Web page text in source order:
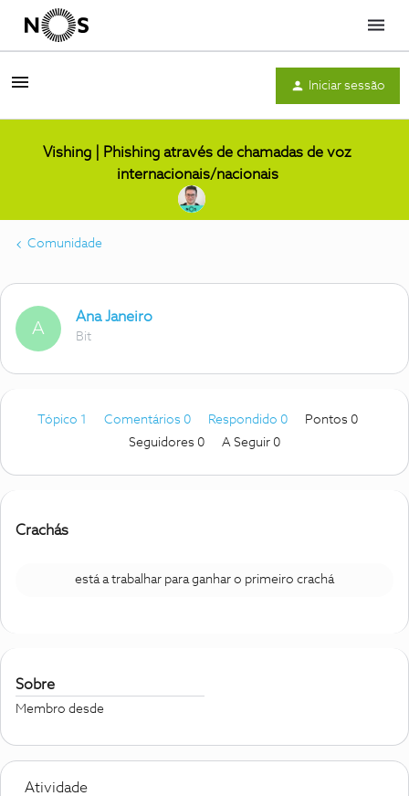
Menu
Iniciar sessão
Vishing | Phishing através de chamadas de voz
internacionais/nacionais
Comunidade
A
Ana Janeiro
Bit
Tópico 1 Comentários 0 Respondido 0
Pontos 0
Seguidores 0 A Seguir 0
Crachás
está a trabalhar para ganhar o primeiro crachá
Sobre
Membro desde
Atividade